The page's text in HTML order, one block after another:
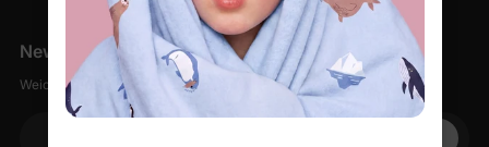
Newsletter
Weiche Sachen, kleine Rabatte, null Spam.